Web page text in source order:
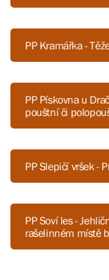
PP Kramářka -
PP Pískovna u
pouštní či
PP Slepičí vršek -
PP Soví les -
rašelinném místě